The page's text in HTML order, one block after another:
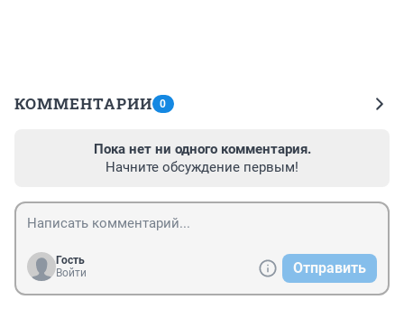
КОММЕНТАРИИ 0
Пока нет ни одного комментария.
Начните обсуждение первым!
Гость
Войти
Отправить